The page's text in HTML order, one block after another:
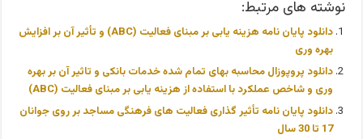
نوشته های مرتبط:
دانلود پایان نامه هزینه یابی بر مبنای فعالیت (ABC) و تأثیر آن بر افزایش
بهره وری
دانلود پروپوزال محاسبه بهای تمام شده خدمات بانکی و تاثیر آن بر بهره
وری و شاخص عملکرد با استفاده از هزینه یابی بر مبنای فعالیت (ABC)
دانلود پایان نامه تأثیر گذاری فعالیت های فرهنگی مساجد بر روی جوانان
17 تا 30 سال